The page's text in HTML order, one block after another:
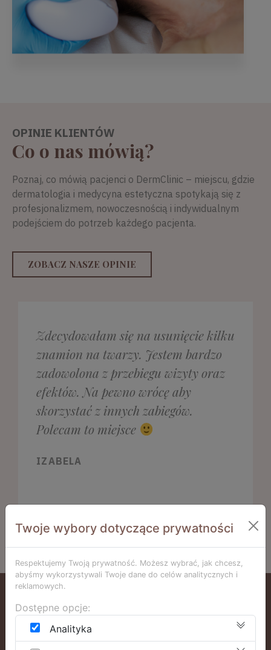
Zdecydowałam się na usunięcie kilku
znamion na twarzy. Jestem bardzo
zadowolona z przebiegu wizyty oraz
efektów. Na pewno wrócę aby
skorzystać z innych zabiegów.
Polecam to miejsce
IZABELA
OPINIE KLIENTÓW
Co o nas mówią?
Poznaj, co mówią pacjenci o DermClinic – miejscu, gdzie
dermatologia i medycyna estetyczna spotykają się z
profesjonalizmem, nowoczesnością i indywidualnym
podejściem do potrzeb każdego pacjenta.
ZOBACZ NASZE OPINIE
Podaruj zabieg w formie
vouchera
Twoje wybory dotyczące prywatności
Respektujemy Twoją prywatność. Możesz wybrać, jak chcesz,
abyśmy wykorzystywali Twoje dane do celów analitycznych i
reklamowych.
Dostępne opcje:
Analityka